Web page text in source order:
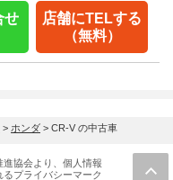
せ 店舗にTELする
（無料）
> ホンダ > CR-V の中古車
協会より、個人情報
プライバシーマーク